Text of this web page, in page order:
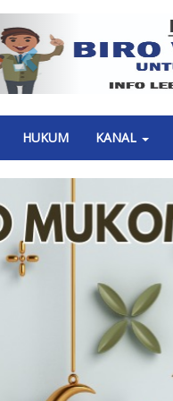
Previous
HUKUM KANAL